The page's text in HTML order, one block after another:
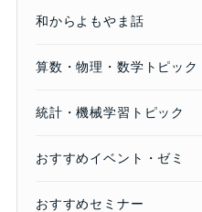
和からよもやま話
算数・物理・数学トピック
統計・機械学習トピック
おすすめイベント・ゼミ
おすすめセミナー